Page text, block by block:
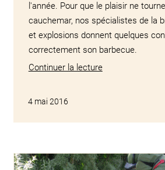
l'année. Pour que le plaisir ne
cauchemar, nos spécialistes de la
et explosions donnent quelques
correctement son barbecue.
Continuer la lecture
4 mai 2016